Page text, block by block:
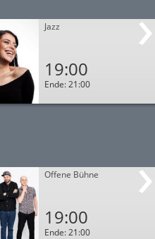
Jazz
19:00
Ende: 21:00
Offene Bühne
19:00
Ende: 21:00